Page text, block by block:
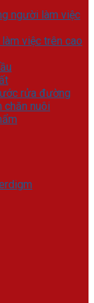
người làm việc
việc trên cao
rửa đường
chăn nuôi